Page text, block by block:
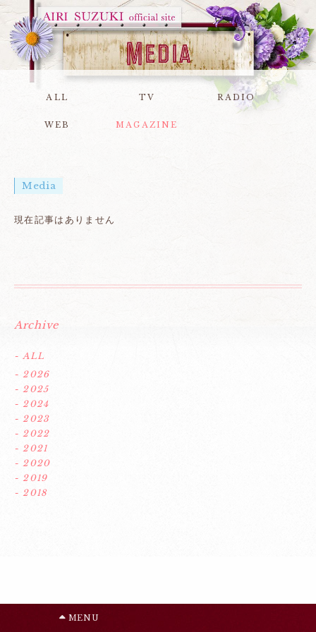
ALL TV RADIO
WEB MAGAZINE
Media
現在記事はありません
Archive
- ALL
- 2026
- 2025
- 2024
- 2023
- 2022
- 2021
- 2020
- 2019
- 2018
MENU